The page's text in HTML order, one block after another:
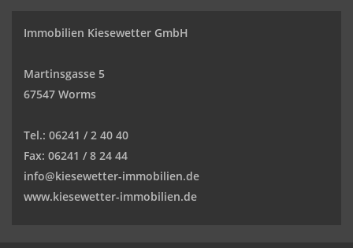
Immobilien Kiesewetter GmbH
Martinsgasse 5
67547 Worms
Tel.: 06241 / 2 40 40
Fax: 06241 / 8 24 44
info@kiesewetter-immobilien.de
www.kiesewetter-immobilien.de